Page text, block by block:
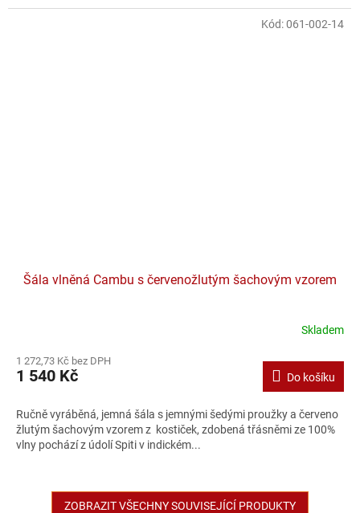
Šála vlněná Cambu s červenožlutým šachovým vzorem
Skladem
1 272,73 Kč bez DPH
1 540 Kč Do košíku
Ručně vyráběná, jemná šála s jemnými šedými proužky a červeno
žlutým šachovým vzorem z kostiček, zdobená třásněmi ze 100%
vlny pochází z údolí Spiti v indickém...
Kód:061-002-14
ZOBRAZIT VŠECHNY SOUVISEJÍCÍ PRODUKTY